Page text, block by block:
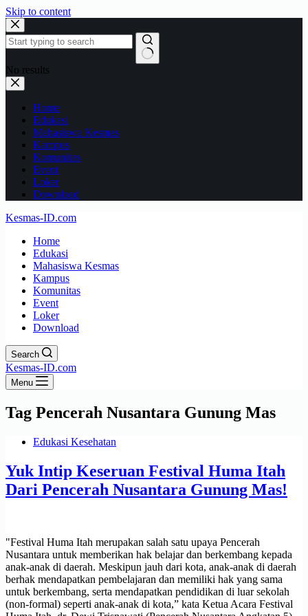
Skip to content
No results
Home
Edukasi
Mahasiswa Kesmas
Kampus
Komunitas
Event
Loker
Download
Kesmas-ID.com
Home
Edukasi
Mahasiswa Kesmas
Kampus
Komunitas
Event
Loker
Download
Search
Kesmas-ID.com
Menu
Tag Pencerah Nusantara Gunung Mas
Edukasi Kesehatan
Yuk Intip Keseruan Festival Huma Itah
Dari Pencerah Nusantara Gunung Mas!
"Festival Huma Itah merupakan salah satu upaya Pencerah
Nusantara untuk memberikan hak belajar dan berkembang kepada
anak-anak di daerah. Meskipun jauh dari kota, anak-anak di daerah
berhak mendapatkan pembelajaran dan memiliki hak yang sama
untuk berkembang, serta mendapatkan pendidikan di luar sekolah
(non-formal) seperti anak-anak di kota,” kata Ketua Acara Festival